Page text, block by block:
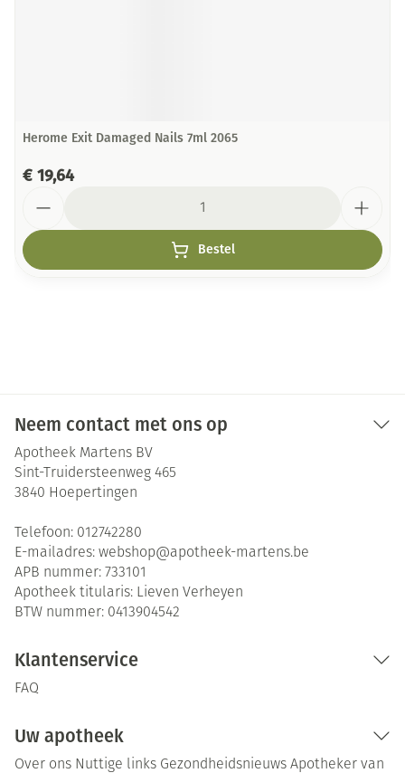
Herome Exit Damaged Nails 7ml 2065
€ 19,64
Bestel
Neem contact met ons op
Apotheek Martens BV
Sint-Truidersteenweg 465
3840 Hoepertingen
Telefoon: 012742280
E-mailadres: webshop@apotheek-martens.be
APB nummer: 733101
Apotheek titularis: Lieven Verheyen
BTW nummer: 0413904542
Klantenservice
FAQ
Uw apotheek
Over ons Nuttige links Gezondheidsnieuws Apotheker van